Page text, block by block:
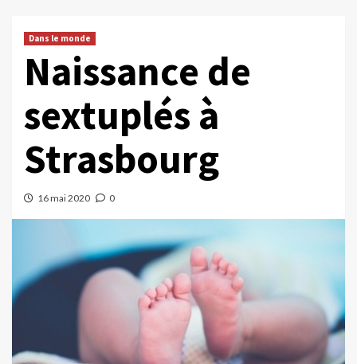
Dans le monde
Naissance de
sextuplés à
Strasbourg
16 mai 2020 0